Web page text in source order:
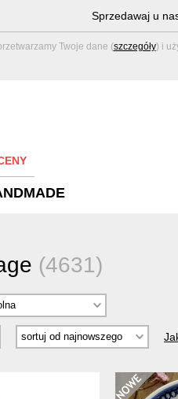
Twoje dane (szczegóły) i
Sprzedawaj u
(4631)